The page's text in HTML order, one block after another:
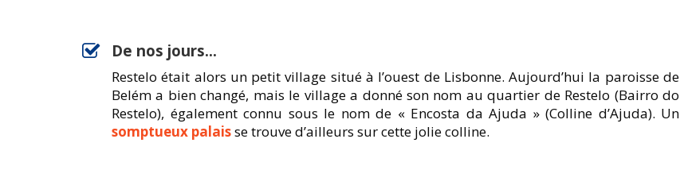
De nos jours...
Restelo était alors un petit village situé à l’ouest de Lisbonne. Aujourd’hui la paroisse de
Belém a bien changé, mais le village a donné son nom au quartier de Restelo (Bairro do
Restelo), également connu sous le nom de « Encosta da Ajuda » (Colline d’Ajuda). Un
somptueux palaisse trouve d’ailleurs sur cette jolie colline.